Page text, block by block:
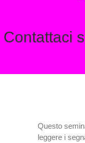
Contattaci
Questo
leggere i